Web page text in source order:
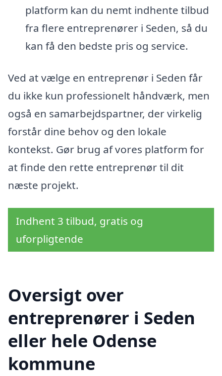
platform kan du nemt indhente tilbud
fra flere entreprenører i Seden, så du
kan få den bedste pris og service.
Ved at vælge en entreprenør i Seden får
du ikke kun professionelt håndværk, men
også en samarbejdspartner, der virkelig
forstår dine behov og den lokale
kontekst. Gør brug af vores platform for
at finde den rette entreprenør til dit
næste projekt.
Indhent 3 tilbud, gratis og
uforpligtende
Oversigt over
entreprenører i Seden
eller hele Odense
kommune